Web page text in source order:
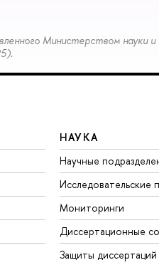
Министерством науки и
НАУКА
Научные
Исследовательские
Мониторинги
Диссертационные
Защиты диссертаций